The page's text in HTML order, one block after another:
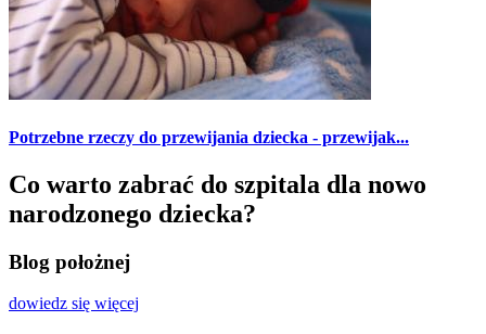
Potrzebne rzeczy do przewijania dziecka - przewijak...
Co warto zabrać do szpitala dla nowo
narodzonego dziecka?
Blog położnej
dowiedz się więcej